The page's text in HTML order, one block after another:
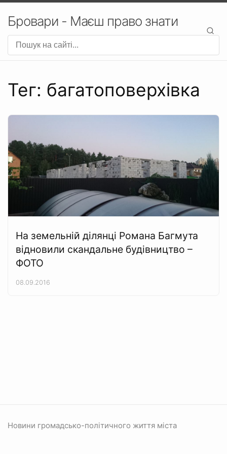
Бровари - Маєш право знати
Тег: багатоповерхівка
На земельній ділянці Романа Багмута
відновили скандальне будівництво –
ФОТО
08.09.2016
Новини громадсько-політичного життя міста